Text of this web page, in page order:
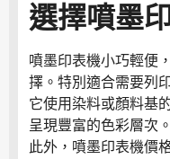
選擇噴墨
噴墨印表機小巧輕便
擇。特別適合需要列
它使用染料或顏料基
呈現豐富的色彩層次。
此外，噴墨印表機價